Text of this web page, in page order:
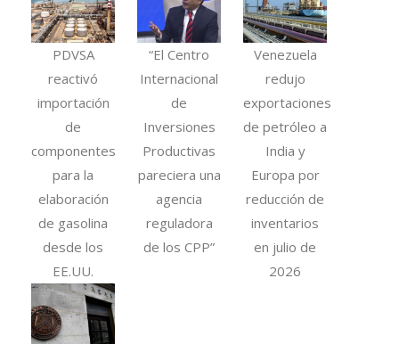
PDVSA
reactivó
importación
de
componentes
para la
elaboración
de gasolina
desde los
EE.UU.
“El Centro
Internacional
de
Inversiones
Productivas
pareciera una
agencia
reguladora
de los CPP”
Venezuela
redujo
exportaciones
de petróleo a
India y
Europa por
reducción de
inventarios
en julio de
2026